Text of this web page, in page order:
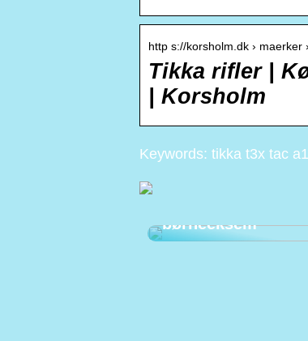
http s://korsholm.dk › maerker
Tikka rifler |
| Korsholm
Keywords: tikka t3x tac
børneeksem